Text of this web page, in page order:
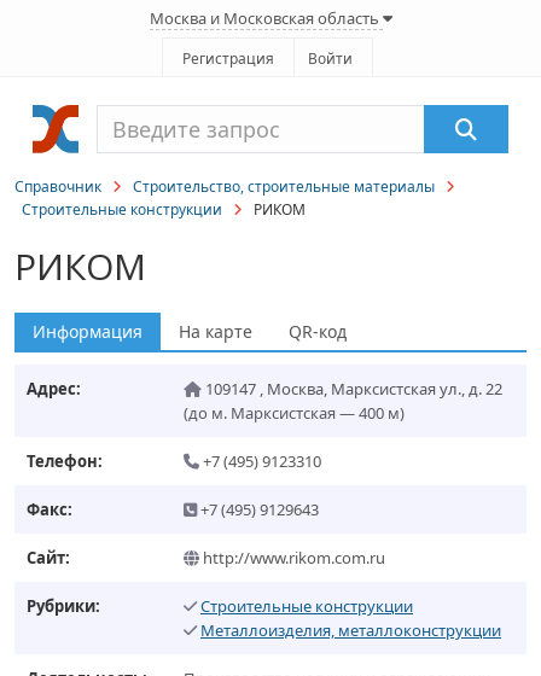
Москва и Московская область
Регистрация Войти
Справочник
Строительство, строительные материалы
Строительные конструкции
РИКОМ
РИКОМ
Информация На карте QR-код
Адрес: 109147 , Москва, Марксистская ул., д. 22
(до м. Марксистская — 400 м)
Телефон: +7 (495) 9123310
Факс: +7 (495) 9129643
Сайт: http://www.rikom.com.ru
Рубрики:
Строительные конструкции
Металлоизделия, металлоконструкции